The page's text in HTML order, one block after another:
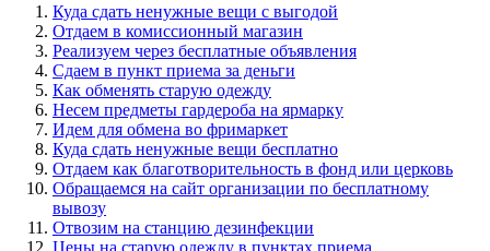
Куда сдать ненужные вещи с выгодой
Отдаем в комиссионный магазин
Реализуем через бесплатные объявления
Сдаем в пункт приема за деньги
Как обменять старую одежду
Несем предметы гардероба на ярмарку
Идем для обмена во фримаркет
Куда сдать ненужные вещи бесплатно
Отдаем как благотворительность в фонд или церковь
Обращаемся на сайт организации по бесплатному
вывозу
Отвозим на станцию дезинфекции
Цены на старую одежду в пунктах приема